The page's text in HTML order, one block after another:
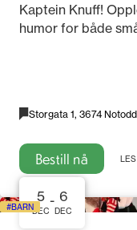
Kaptein Knuff!
humor for både
Storgata 1, 3674
Bestill nå
BARN
5
DEC
- 6
DEC